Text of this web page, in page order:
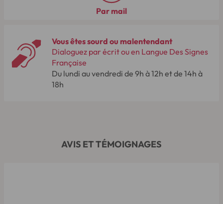
Par mail
Vous êtes sourd ou malentendant
Dialoguez par écrit ou en Langue Des Signes
Française
Du lundi au vendredi de 9h à 12h et de 14h à
18h
AVIS ET TÉMOIGNAGES